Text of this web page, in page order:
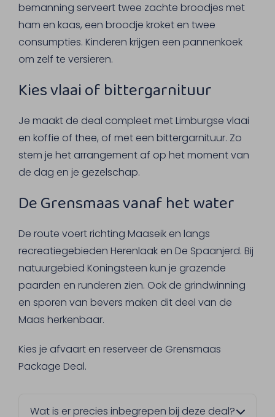
bemanning serveert twee zachte broodjes met
ham en kaas, een broodje kroket en twee
consumpties. Kinderen krijgen een pannenkoek
om zelf te versieren.
Kies vlaai of bittergarnituur
Je maakt de deal compleet met Limburgse vlaai
en koffie of thee, of met een bittergarnituur. Zo
stem je het arrangement af op het moment van
de dag en je gezelschap.
De Grensmaas vanaf het water
De route voert richting Maaseik en langs
recreatiegebieden Herenlaak en De Spaanjerd. Bij
natuurgebied Koningsteen kun je grazende
paarden en runderen zien. Ook de grindwinning
en sporen van bevers maken dit deel van de
Maas herkenbaar.
Kies je afvaart en reserveer de Grensmaas
Package Deal.
Wat is er precies inbegrepen bij deze deal?